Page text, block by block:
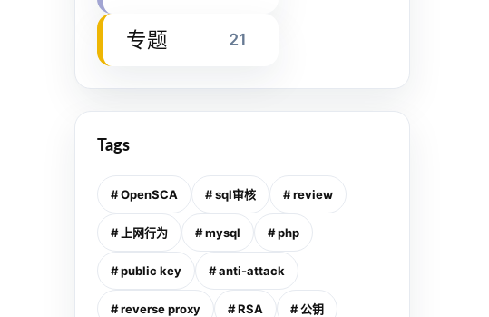
专题 21
Tags
# OpenSCA # sql审核 # review
# 上网行为 # mysql # php
# public key # anti-attack
# reverse proxy # RSA # 公钥